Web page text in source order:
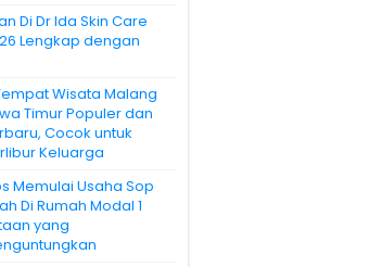
Di Dr Ida Skin Care
Lengkap dengan
Wisata Malang
Timur Populer dan
Cocok untuk
Keluarga
Memulai Usaha Sop
Di Rumah Modal 1
yang